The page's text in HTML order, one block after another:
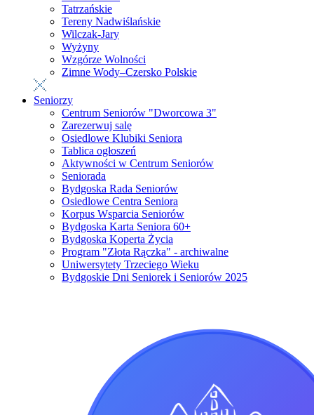
Tatrzańskie
Tereny Nadwiślańskie
Wilczak-Jary
Wyżyny
Wzgórze Wolności
Zimne Wody–Czersko Polskie
Seniorzy
Centrum Seniorów "Dworcowa 3"
Zarezerwuj salę
Osiedlowe Klubiki Seniora
Tablica ogłoszeń
Aktywności w Centrum Seniorów
Seniorada
Bydgoska Rada Seniorów
Osiedlowe Centra Seniora
Korpus Wsparcia Seniorów
Bydgoska Karta Seniora 60+
Bydgoska Koperta Życia
Program "Złota Rączka" - archiwalne
Uniwersytety Trzeciego Wieku
Bydgoskie Dni Seniorek i Seniorów 2025